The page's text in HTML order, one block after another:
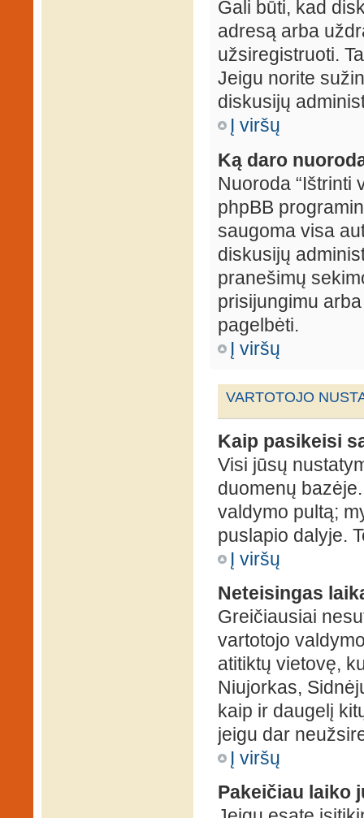
Gali būti, kad
adresą arba
užsiregistruoti.
Jeigu norite
diskusijų
Į viršų
Ką daro
Nuoroda “Ištrinti
phpBB
saugoma visa
diskusijų
pranešimų
prisijungimu
pagelbėti.
Į viršų
VARTOTOJO
Kaip pasikeisi
Visi jūsų
duomenų
valdymo pultą;
puslapio dalyje.
Į viršų
Neteisingas
Greičiausiai
vartotojo
atitiktų vietovę,
Niujorkas,
kaip ir daugelį
jeigu dar
Į viršų
Pakeičiau laiko